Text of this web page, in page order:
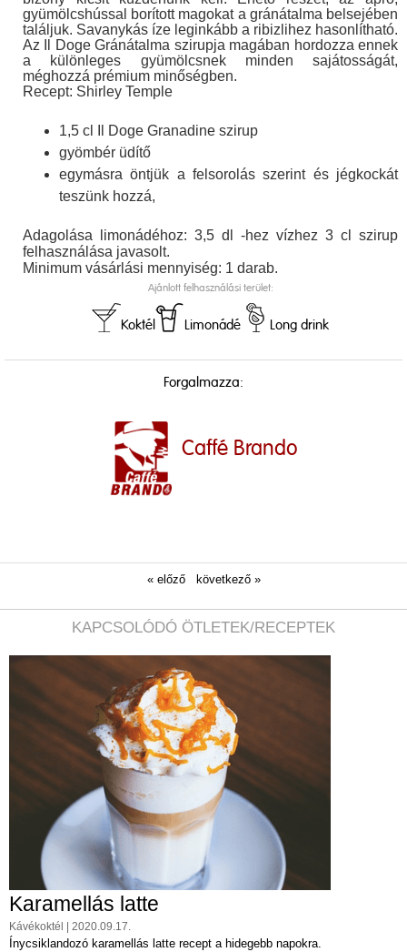
gyümölcshússal borított magokat a gránátalma belsejében
találjuk. Savanykás íze leginkább a ribizlihez hasonlítható.
Az Il Doge Gránátalma szirupja magában hordozza ennek
a különleges gyümölcsnek minden sajátosságát,
méghozzá prémium minőségben.
Recept: Shirley Temple
1,5 cl Il Doge Granadine szirup
gyömbér üdítő
egymásra öntjük a felsorolás szerint és jégkockát
teszünk hozzá,
Adagolása limonádéhoz: 3,5 dl -hez vízhez 3 cl szirup
felhasználása javasolt.
Minimum vásárlási mennyiség: 1 darab.
Ajánlott felhasználási terület:
Koktél Limonádé Long drink
Forgalmazza:
Caffé Brando
« előző következő »
KAPCSOLÓDÓ ÖTLETEK/RECEPTEK
Karamellás latte
Kávékoktél | 2020.09.17.
Ínycsiklandozó karamellás latte recept a hidegebb napokra.